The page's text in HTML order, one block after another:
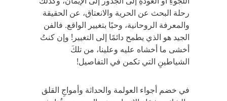
رحلة البحث عن الحرية والانعتاق، عن الحقيقة
والمعرفة الروحانية، وحبًا بتغيير الواقع. فالفن
الجيد هو الذي يطمح دائمًا إلى التغيير! وإن كنتُ
أخشى ما أخشاه عليه وعلينا، من تلكَ
الشياطينِ التي تكمن في التفاصيل!
في خضم أجواء العولمة والحداثة وأمواجِ القلق